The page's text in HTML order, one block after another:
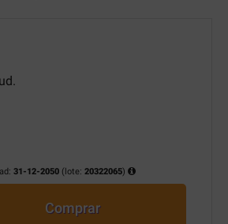
31-12-2050(lote: 20322065)
Comprar